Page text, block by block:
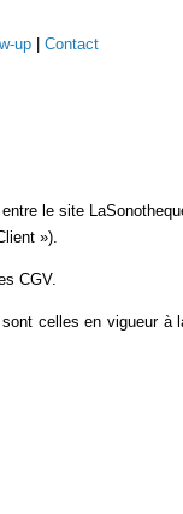
up| Contact
le site
»).
CGV.
celles en vigueur à